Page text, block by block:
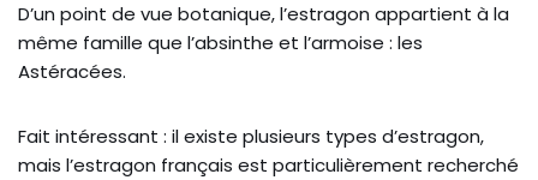
D’un point de vue botanique, l’estragon appartient à la
même famille que l’absinthe et l’armoise : les
Astéracées.
Fait intéressant : il existe plusieurs types d’estragon,
mais l’estragon français est particulièrement recherché